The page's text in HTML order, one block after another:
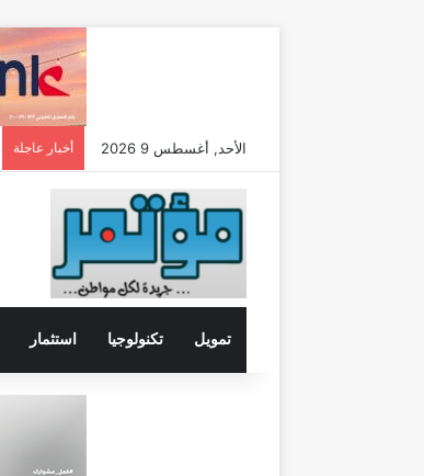
الأحد, أغسطس 9 2026 أخبار عاجلة
تمويل تكنولوجيا استثمار